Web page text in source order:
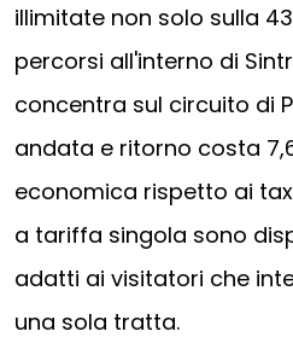
illimitate non solo sulla
percorsi all'interno di
concentra sul circuito di
andata e ritorno costa
economica rispetto ai
a tariffa singola sono
adatti ai visitatori che
una sola tratta.